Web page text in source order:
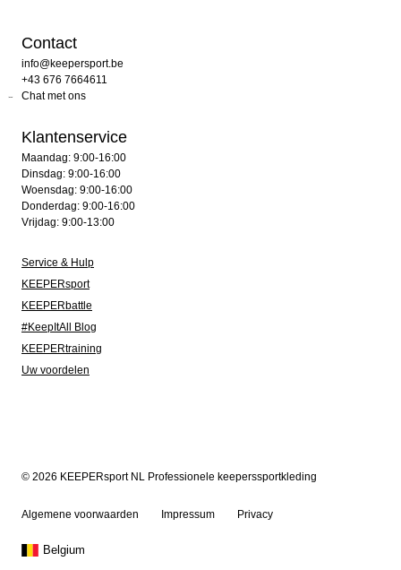
Contact
info@keepersport.be
+43 676 7664611
Chat met ons
Klantenservice
Maandag: 9:00-16:00
Dinsdag: 9:00-16:00
Woensdag: 9:00-16:00
Donderdag: 9:00-16:00
Vrijdag: 9:00-13:00
Service & Hulp
KEEPERsport
KEEPERbattle
#KeepItAll Blog
KEEPERtraining
Uw voordelen
© 2026 KEEPERsport NL Professionele keeperssportkleding
Algemene voorwaarden Impressum Privacy
Belgium